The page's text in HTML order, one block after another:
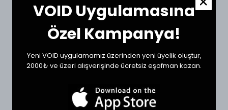
BEDEN ÖLÇÜ TABLOSU
BEDEN GÖĞÜS (CM) BOY (CM)
Small 62 62
67
VOID Uygulamasına
Özel Kampanya!
Yeni VOID uygulamamız üzerinden yeni üyelik oluştur,
2000₺ ve üzeri alışverişinde ücretsiz eşofman kazan.